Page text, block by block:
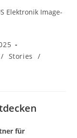
/ Stories
/
für